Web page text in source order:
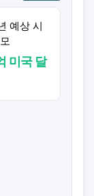
예상 시
미국 달